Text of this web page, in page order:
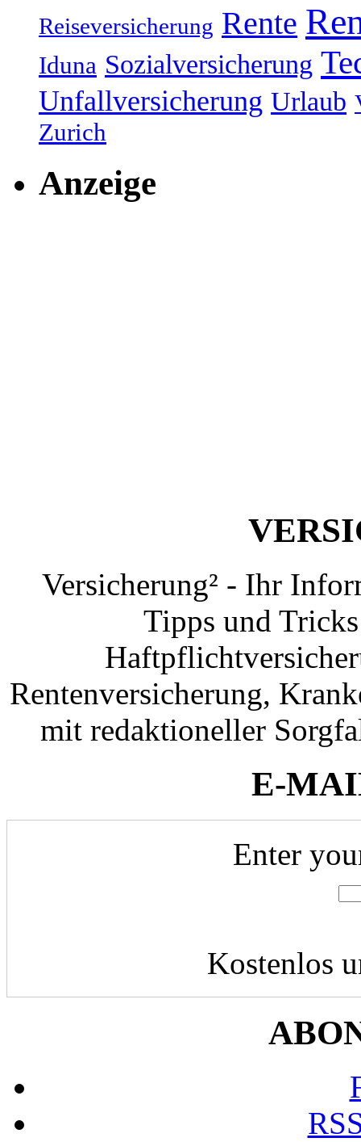
Reiseversicherung Rente
Iduna Sozialversicherung
Unfallversicherung Urlaub
Zurich
Anzeige
Versicherung² - Ihr
Tipps und
Rentenversicherung,
mit redaktioneller
E-
Enter
Kostenlos